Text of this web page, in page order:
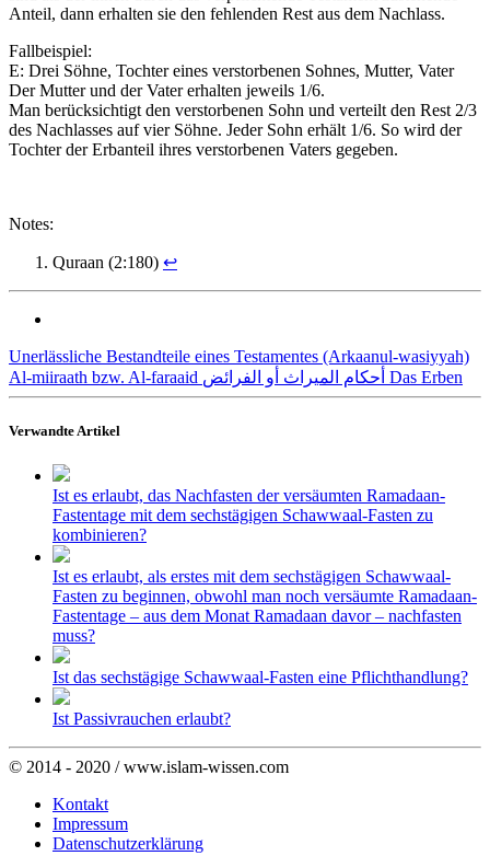
Anteil, dann erhalten sie den fehlenden Rest aus dem Nachlass.
Fallbeispiel:
E: Drei Söhne, Tochter eines verstorbenen Sohnes, Mutter, Vater
Der Mutter und der Vater erhalten jeweils 1/6.
Man berücksichtigt den verstorbenen Sohn und verteilt den Rest 2/3
des Nachlasses auf vier Söhne. Jeder Sohn erhält 1/6. So wird der
Tochter der Erbanteil ihres verstorbenen Vaters gegeben.
Notes:
Quraan (2:180) ↩
Unerlässliche Bestandteile eines Testamentes (Arkaanul-wasiyyah)
Al-miiraath bzw. Al-faraaid أحكام الميراث أو الفرائض Das Erben
Verwandte Artikel
Ist es erlaubt, das Nachfasten der versäumten Ramadaan-
Fastentage mit dem sechstägigen Schawwaal-Fasten zu
kombinieren?
Ist es erlaubt, als erstes mit dem sechstägigen Schawwaal-
Fasten zu beginnen, obwohl man noch versäumte Ramadaan-
Fastentage – aus dem Monat Ramadaan davor – nachfasten
muss?
Ist das sechstägige Schawwaal-Fasten eine Pflichthandlung?
Ist Passivrauchen erlaubt?
© 2014 - 2020 / www.islam-wissen.com
Kontakt
Impressum
Datenschutzerklärung